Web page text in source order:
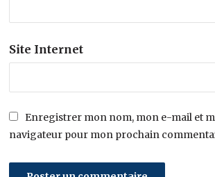
Site Internet
Enregistrer mon nom, mon e-mail et
navigateur pour mon prochain